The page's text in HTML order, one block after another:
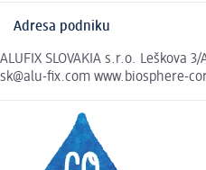
Adresa podniku
ALUFIX SLOVAKIA s.r.o. Leškova
sk@alu-fix.com www.biosphere-